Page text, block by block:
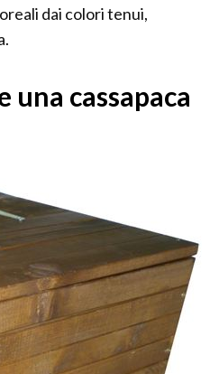
dai colori tenui,
una cassapaca